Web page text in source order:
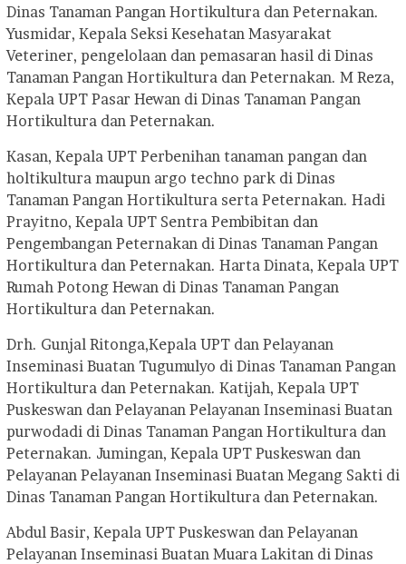
Dinas Tanaman Pangan Hortikultura dan Peternakan.
Yusmidar, Kepala Seksi Kesehatan Masyarakat
Veteriner, pengelolaan dan pemasaran hasil di Dinas
Tanaman Pangan Hortikultura dan Peternakan. M Reza,
Kepala UPT Pasar Hewan di Dinas Tanaman Pangan
Hortikultura dan Peternakan.
Kasan, Kepala UPT Perbenihan tanaman pangan dan
holtikultura maupun argo techno park di Dinas
Tanaman Pangan Hortikultura serta Peternakan. Hadi
Prayitno, Kepala UPT Sentra Pembibitan dan
Pengembangan Peternakan di Dinas Tanaman Pangan
Hortikultura dan Peternakan. Harta Dinata, Kepala UPT
Rumah Potong Hewan di Dinas Tanaman Pangan
Hortikultura dan Peternakan.
Drh. Gunjal Ritonga,Kepala UPT dan Pelayanan
Inseminasi Buatan Tugumulyo di Dinas Tanaman Pangan
Hortikultura dan Peternakan. Katijah, Kepala UPT
Puskeswan dan Pelayanan Pelayanan Inseminasi Buatan
purwodadi di Dinas Tanaman Pangan Hortikultura dan
Peternakan. Jumingan, Kepala UPT Puskeswan dan
Pelayanan Pelayanan Inseminasi Buatan Megang Sakti di
Dinas Tanaman Pangan Hortikultura dan Peternakan.
Abdul Basir, Kepala UPT Puskeswan dan Pelayanan
Pelayanan Inseminasi Buatan Muara Lakitan di Dinas